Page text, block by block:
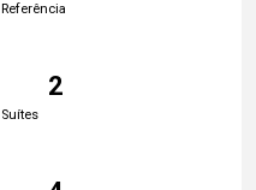
Referência
2
Suítes